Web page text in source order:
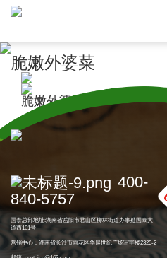
脆嫩外婆菜
脆嫩外婆菜
400-
840-5757
国泰总部地址:湖南省岳阳市君山区柳林街道办事处国泰大
道西101号
营销中心：湖南省长沙市雨花区华晨世纪广场写字楼2325-2